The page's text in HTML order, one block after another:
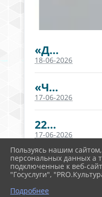
«Д...
18-06-2026
«Ч...
17-06-2026
22...
17-06-2026
ДЕ...
11-06-2026
Пользуясь нашим
персональных данных а
подключенные к веб-
"Госуслуги",
Подробнее